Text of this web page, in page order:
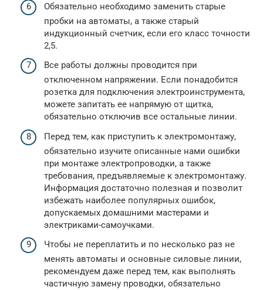
Обязательно необходимо заменить старые
пробки на автоматы, а также старый
индукционный счетчик, если его класс точности
2,5.
Все работы должны проводится при
отключенном напряжении. Если понадобится
розетка для подключения электроинструмента,
можете запитать ее напрямую от щитка,
обязательно отключив все остальные линии.
Перед тем, как приступить к электромонтажу,
обязательно изучите описанные нами ошибки
при монтаже электропроводки, а также
требования, предъявляемые к электромонтажу.
Информация достаточно полезная и позволит
избежать наиболее популярных ошибок,
допускаемых домашними мастерами и
электриками-самоучками.
Чтобы не переплатить и по несколько раз не
менять автоматы и основные силовые линии,
рекомендуем даже перед тем, как выполнять
частичную замену проводки, обязательно